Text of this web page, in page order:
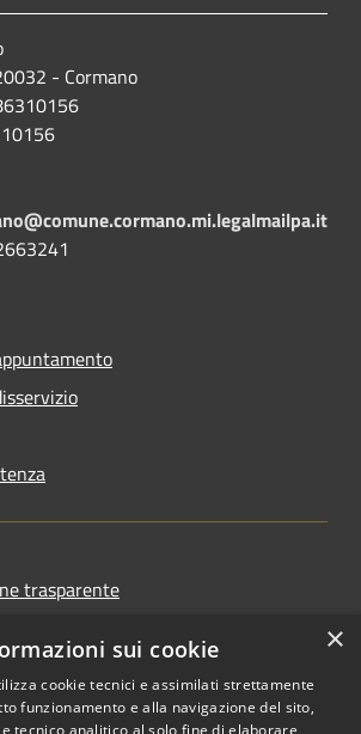
- Cormano
trasparente
accessibilità
×
sui cookie
cookie tecnici e assimilati strettamente
funzionamento e alla navigazione del sito,
tecnico analitico al solo fine di elaborare